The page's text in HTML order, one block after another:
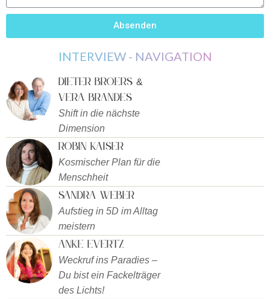
Absenden
INTERVIEW - NAVIGATION
Dieter Broers &
Vera Brandes
Shift in die nächste
Dimension
Robin Kaiser
Kosmischer Plan für die
Menschheit
Sandra Weber
Aufstieg in 5D im Alltag
meistern
Anke Evertz
Weckruf ins Paradies –
Du bist ein Fackelträger
des Lichts!